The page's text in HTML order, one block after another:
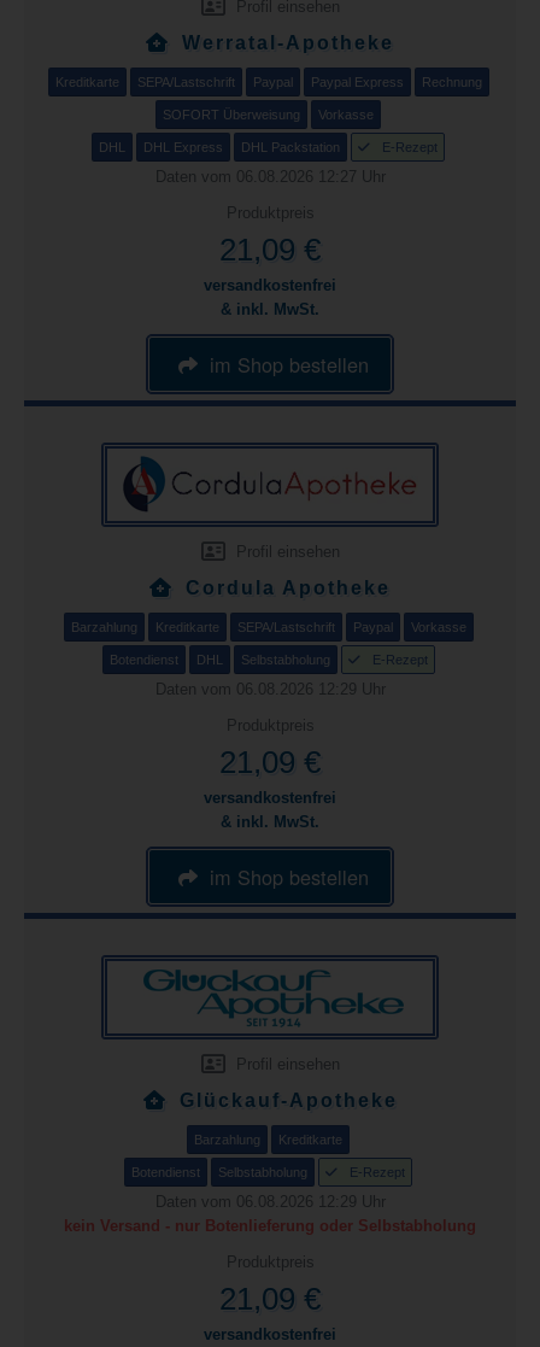
Profil einsehen
Werratal-Apotheke
Kreditkarte SEPA/Lastschrift Paypal Paypal Express Rechnung
SOFORT Überweisung Vorkasse
DHL DHL Express DHL Packstation E-Rezept
Daten vom 06.08.2026 12:27 Uhr
Produktpreis
21,09 €
versandkostenfrei
& inkl. MwSt.
im Shop bestellen
Profil einsehen
Cordula Apotheke
Barzahlung Kreditkarte SEPA/Lastschrift Paypal Vorkasse
Botendienst DHL Selbstabholung E-Rezept
Daten vom 06.08.2026 12:29 Uhr
Produktpreis
21,09 €
versandkostenfrei
& inkl. MwSt.
im Shop bestellen
Profil einsehen
Glückauf-Apotheke
Barzahlung Kreditkarte
Botendienst Selbstabholung E-Rezept
Daten vom 06.08.2026 12:29 Uhr
kein Versand - nur Botenlieferung oder Selbstabholung
Produktpreis
21,09 €
versandkostenfrei